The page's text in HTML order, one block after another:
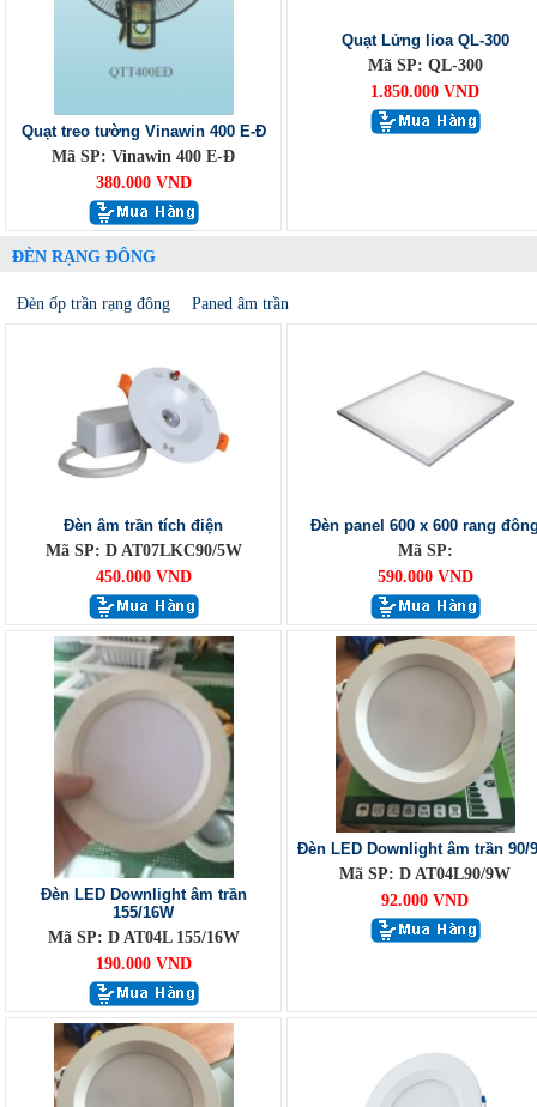
Quạt treo tường Vinawin 400 E-Đ
Mã SP: Vinawin 400 E-Đ
380.000 VND
Quạt Lửng lioa QL-300
Mã SP: QL-300
1.850.000 VND
ĐÈN RẠNG ĐÔNG
Đèn ốp trần rạng đông Paned âm trần
Đèn âm trần tích điện
Mã SP: D AT07LKC90/5W
450.000 VND
Đèn panel 600 x 600 rang
Mã SP:
590.000 VND
Đèn LED Downlight âm trần
155/16W
Mã SP: D AT04L 155/16W
190.000 VND
Đèn LED Downlight âm trần 90/
Mã SP: D AT04L90/9W
92.000 VND